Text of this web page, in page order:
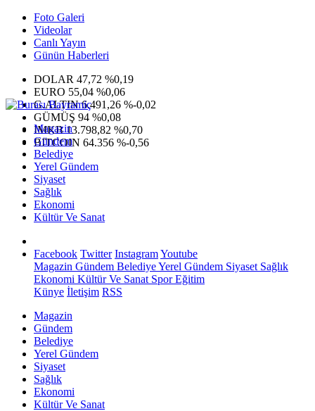
Foto Galeri
Videolar
Canlı Yayın
Günün Haberleri
DOLAR 47,72 %0,19
EURO 55,04 %0,06
G.ALTIN6.491,26 %-0,02
GÜMÜŞ 94 %0,08
IMKB13.798,82 %0,70
BITCOIN 64.356 %-0,56
Magazin
Gündem
Belediye
Yerel Gündem
Siyaset
Sağlık
Ekonomi
Kültür Ve Sanat
Facebook Twitter InstagramYoutube
Magazin Gündem BelediyeYerel Gündem Siyaset Sağlık
Ekonomi Kültür Ve Sanat SporEğitim
Künye İletişim RSS
Magazin
Gündem
Belediye
Yerel Gündem
Siyaset
Sağlık
Ekonomi
Kültür Ve Sanat